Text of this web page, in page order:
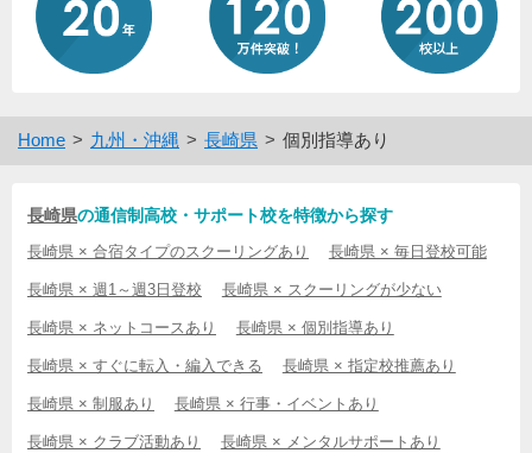
Home 九州・沖縄 長崎県 個別指導あり
長崎県の通信制高校・サポート校を特徴から探す
長崎県 × 合宿タイプのスクーリングあり 長崎県 × 毎日登校可能
長崎県 × 週1～週3日登校 長崎県 × スクーリングが少ない
長崎県 × ネットコースあり 長崎県 × 個別指導あり
長崎県 × すぐに転入・編入できる 長崎県 × 指定校推薦あり
長崎県 × 制服あり 長崎県 × 行事・イベントあり
長崎県 × クラブ活動あり 長崎県 × メンタルサポートあり